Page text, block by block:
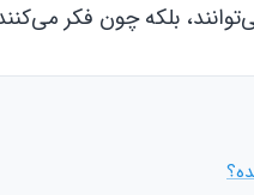
بلکه چون فکر